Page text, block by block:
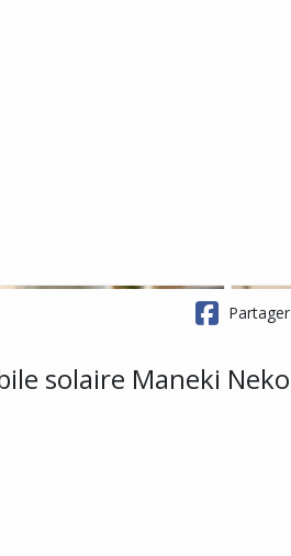
Partager
solaire Maneki Neko